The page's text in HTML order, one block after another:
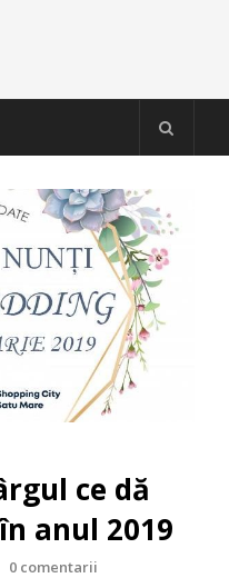
ce dă
anul 2019
0 comentarii